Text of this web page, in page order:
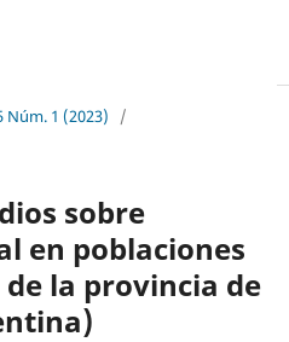
Núm. 1 (2023)
/
sobre
en poblaciones
la provincia de